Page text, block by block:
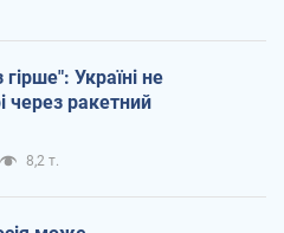
Україні не
через ракетний
8,2 т.